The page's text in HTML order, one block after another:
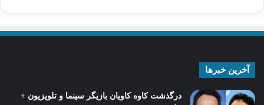
آخرین خبرها
درگذشت کاوه کاویان بازیگر سینما و تلویزیون +